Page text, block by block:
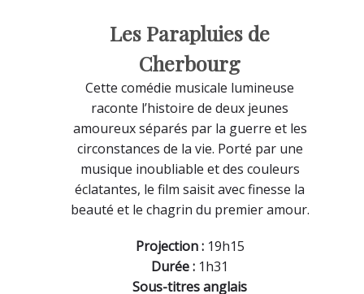
Les Parapluies de
Cherbourg
Cette comédie musicale lumineuse
raconte l’histoire de deux jeunes
amoureux séparés par la guerre et les
circonstances de la vie. Porté par une
musique inoubliable et des couleurs
éclatantes, le film saisit avec finesse la
beauté et le chagrin du premier amour.
Projection :19h15
Durée : 1h31
Sous-titres anglais